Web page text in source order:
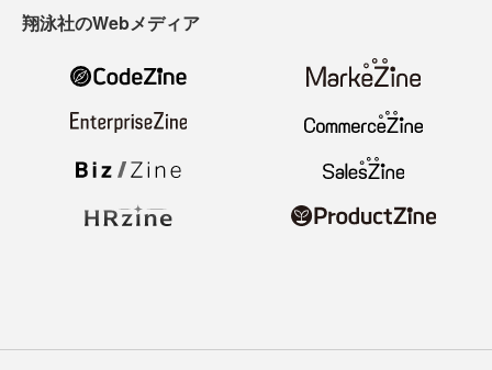
翔泳社のWebメディア